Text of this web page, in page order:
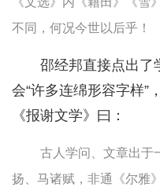
不同，何况今世以后乎！
邵经邦直接点出了
会“许多连绵形容字样”
《报谢文学》曰：
古人学问、文章出于
扬、马诸赋，非通《尔雅